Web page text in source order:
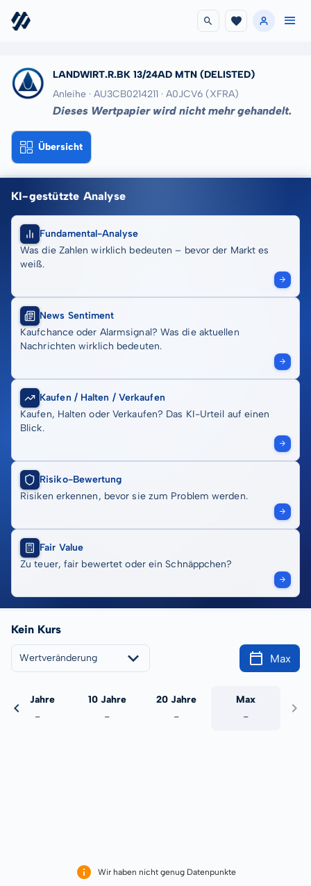
LANDWIRT.R.BK 13/24AD MTN (DELISTED)
Anleihe · AU3CB0214211 · A0JCV6 (XFRA)
Dieses Wertpapier wird nicht mehr gehandelt.
Übersicht
KI-gestützte Analyse
Fundamental-Analyse
Was die Zahlen wirklich bedeuten – bevor der Markt es
weiß.
News Sentiment
Kaufchance oder Alarmsignal? Was die aktuellen
Nachrichten wirklich bedeuten.
Kaufen / Halten / Verkaufen
Kaufen, Halten oder Verkaufen? Das KI-Urteil auf einen
Blick.
Risiko-Bewertung
Risiken erkennen, bevor sie zum Problem werden.
Fair Value
Zu teuer, fair bewertet oder ein Schnäppchen?
Kein Kurs
Wertveränderung Max
5 Jahre
-
10 Jahre
-
20 Jahre
-
Max
-
Wir haben nicht genug Datenpunkte